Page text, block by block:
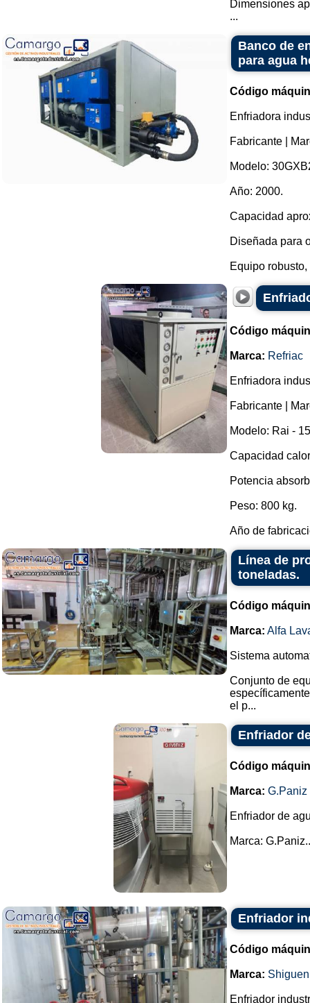
Dimensiones
...
Banco de
para agua
Código
Enfriadora
Fabricante |
Modelo:
Año: 2000.
Capacidad
Diseñada para
Equipo
Código
Marca: Refriac
Enfriadora
Fabricante |
Modelo: Rai -
Capacidad
Potencia
Peso: 800 kg.
Año de
Línea de
toneladas.
Código
Marca: Alfa
Sistema
Conjunto de
el p...
Enfriador
Código
Marca: G.Paniz
Enfriador de
Marca:
Enfriador
Código
Marca: Shiguen
Enfriador